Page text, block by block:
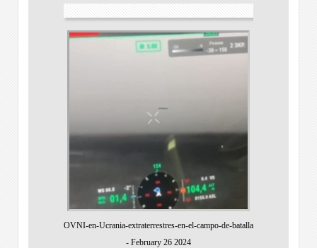
OVNI-en-Ucrania-extraterrestres-en-el-campo-de-batalla
- February 26 2024